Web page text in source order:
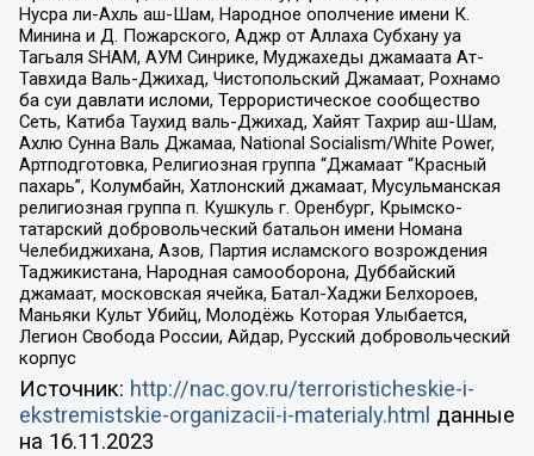
Нусра ли-Ахль аш-Шам, Народное ополчение имени К.
Минина и Д. Пожарского, Аджр от Аллаха Субхану уа
Тагьаля SHAM, АУМ Синрике, Муджахеды джамаата Ат-
Тавхида Валь-Джихад, Чистопольский Джамаат, Рохнамо
ба суи давлати исломи, Террористическое сообщество
Сеть, Катиба Таухид валь-Джихад, Хайят Тахрир аш-Шам,
Ахлю Сунна Валь Джамаа, National Socialism/White Power,
Артподготовка, Религиозная группа “Джамаат “Красный
пахарь”, Колумбайн, Хатлонский джамаат, Мусульманская
религиозная группа п. Кушкуль г. Оренбург, Крымско-
татарский добровольческий батальон имени Номана
Челебиджихана, Азов, Партия исламского возрождения
Таджикистана, Народная самооборона, Дуббайский
джамаат, московская ячейка, Батал-Хаджи Белхороев,
Маньяки Культ Убийц, Молодёжь Которая Улыбается,
Легион Свобода России, Айдар, Русский добровольческий
корпус
Источник: http://nac.gov.ru/terroristicheskie-i-
ekstremistskie-organizacii-i-materialy.html данные
на 16.11.2023